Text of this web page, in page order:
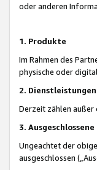
oder anderen
1. Produkte
Im Rahmen des
physische oder
2. Dienstleistungen
Derzeit zählen außer
3.
Ungeachtet der
ausgeschlossen